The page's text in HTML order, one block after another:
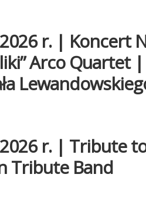
r. | Koncert
Arco Quartet
r. | Tribute
Tribute Band